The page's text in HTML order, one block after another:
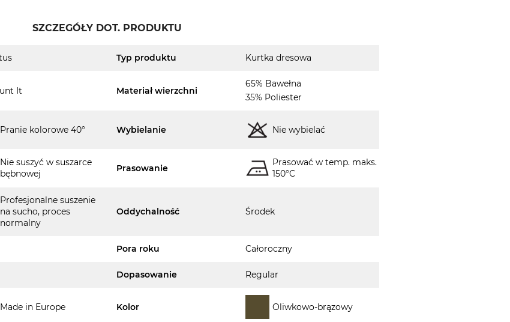
SZCZEGÓŁY DOT. PRODUKTU
Typ produktu Kurtka dresowa
It Materiał wierzchni
65% Bawełna
35% Poliester
Pranie kolorowe 40° Wybielanie Nie wybielać
Nie suszyć w suszarce
bębnowej
Prasowanie
Prasować w temp. maks.
150°C
Profesjonalne suszenie
na sucho, proces
normalny
Oddychalność Środek
Pora roku Całoroczny
Dopasowanie Regular
Made in Europe Kolor Oliwkowo-brązowy